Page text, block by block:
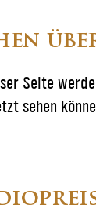
Seite
sehen